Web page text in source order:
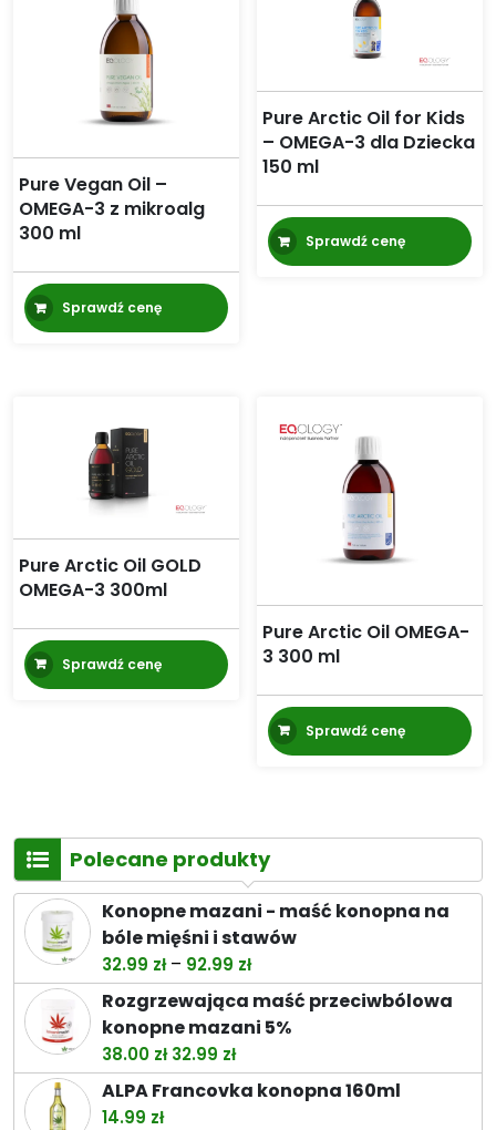
Pure Vegan Oil –
OMEGA-3 z mikroalg
300 ml
Sprawdź cenę
Pure Arctic Oil for Kids
– OMEGA-3 dla Dziecka
150 ml
Sprawdź cenę
Pure Arctic Oil GOLD
OMEGA-3 300ml
Sprawdź cenę
Pure Arctic Oil OMEGA-
3 300 ml
Sprawdź cenę
Polecane produkty
Konopne mazani - maść konopna na
bóle mięśni i stawów
32.99 zł – 92.99 złZakres
cen:
od
do
92.99 zł
Rozgrzewająca maść przeciwbólowa
konopne mazani 5%
38.00 zł Pierwotna
cena
32.99 złAktualna
cena
ALPA Francovka konopna 160ml
14.99 zł